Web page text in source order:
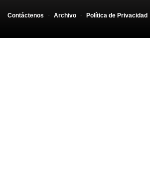
Contáctenos - Archivo - Política de Privacidad